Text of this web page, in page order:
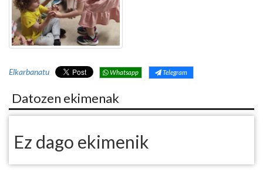
Elkarbanatu Whatsapp Telegram
Datozen ekimenak
Ez dago ekimenik